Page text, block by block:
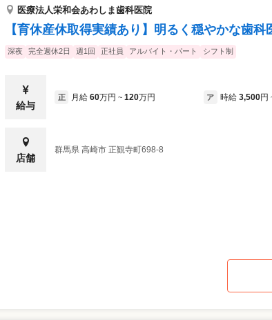
医療法人栄和会あわしま歯科医院
【育休産休取得実績あり】明るく穏やかな歯
深夜 完全週休2日 週1回 正社員 アルバイト・パート シフト制
給与
正 月給 60万円 ~ 120万円 ア 時給 3,500円
店舗
群馬県 高崎市 正観寺町698-8